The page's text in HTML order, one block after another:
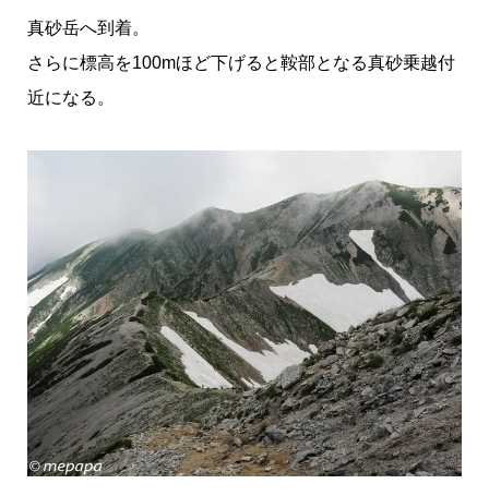
真砂岳へ到着。
さらに標高を100mほど下げると鞍部となる真砂乗越付
近になる。